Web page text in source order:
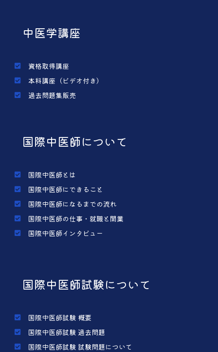
中医学講座
資格取得講座
本科講座（ビデオ付き）
過去問題集販売
国際中医師について
国際中医師とは
国際中医師にできること
国際中医師になるまでの流れ
国際中医師の仕事・就職と開業
国際中医師インタビュー
国際中医師試験について
国際中医師試験 概要
国際中医師試験 過去問題
国際中医師試験 試験問題について